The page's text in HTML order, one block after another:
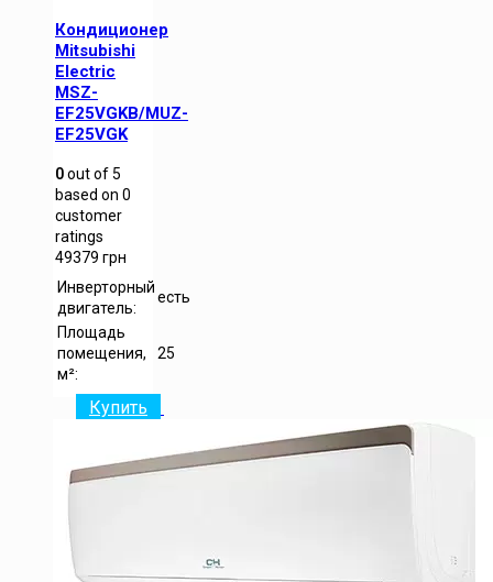
Кондиционер
Mitsubishi
Electric
MSZ-
EF25VGKB/MUZ-
EF25VGK
0out of5
based on 0
customer
ratings
49379 грн
Инверторный
двигатель:
есть
Площадь
помещения,
м²:
25
Купить